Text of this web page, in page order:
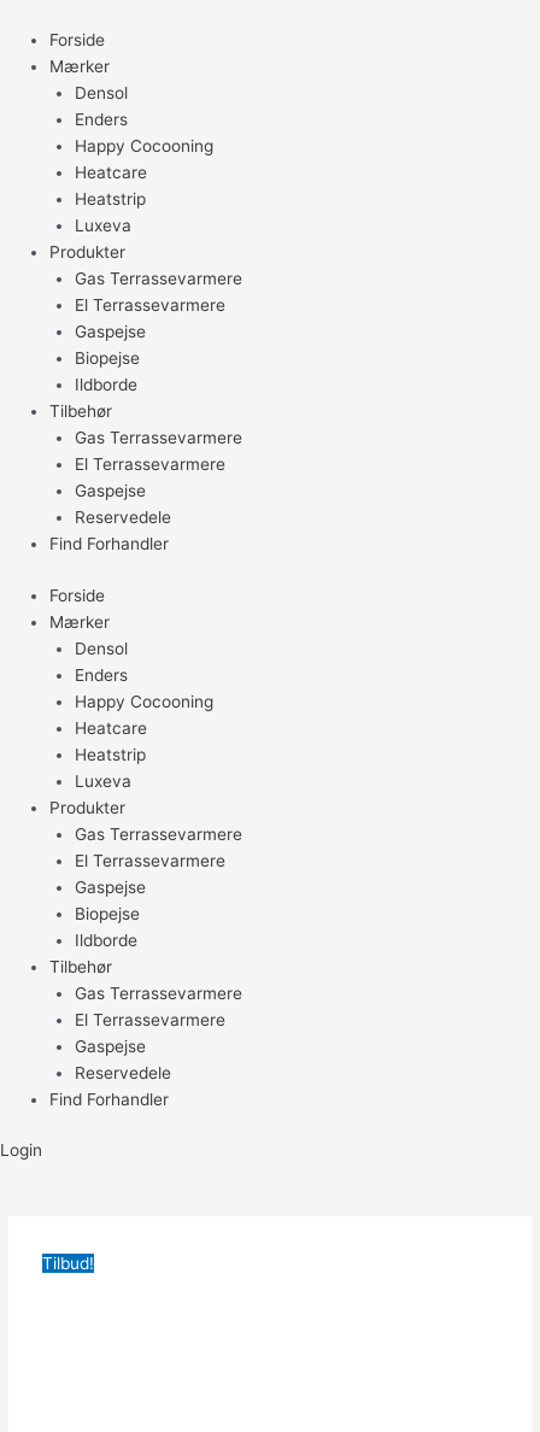
indholdet
Forside
Mærker
Densol
Enders
Happy Cocooning
Heatcare
Heatstrip
Luxeva
Produkter
Gas Terrassevarmere
El Terrassevarmere
Gaspejse
Biopejse
Ildborde
Tilbehør
Gas Terrassevarmere
El Terrassevarmere
Gaspejse
Reservedele
Find Forhandler
Forside
Mærker
Densol
Enders
Happy Cocooning
Heatcare
Heatstrip
Luxeva
Produkter
Gas Terrassevarmere
El Terrassevarmere
Gaspejse
Biopejse
Ildborde
Tilbehør
Gas Terrassevarmere
El Terrassevarmere
Gaspejse
Reservedele
Find Forhandler
Login
Tilbud!